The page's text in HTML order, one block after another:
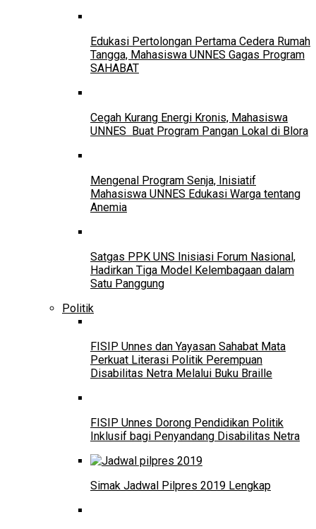
Edukasi Pertolongan Pertama Cedera Rumah
Tangga, Mahasiswa UNNES Gagas Program
SAHABAT
Cegah Kurang Energi Kronis, Mahasiswa
UNNES Buat Program Pangan Lokal di Blora
Mengenal Program Senja, Inisiatif
Mahasiswa UNNES Edukasi Warga tentang
Anemia
Satgas PPK UNS Inisiasi Forum Nasional,
Hadirkan Tiga Model Kelembagaan dalam
Satu Panggung
Politik
FISIP Unnes dan Yayasan Sahabat Mata
Perkuat Literasi Politik Perempuan
Disabilitas Netra Melalui Buku Braille
FISIP Unnes Dorong Pendidikan Politik
Inklusif bagi Penyandang Disabilitas Netra
Simak Jadwal Pilpres 2019 Lengkap